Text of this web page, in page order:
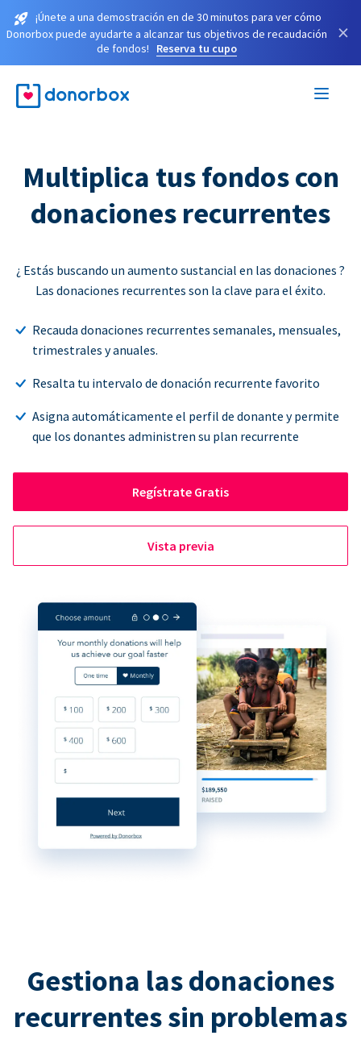
¡Únete a una demostración en de 30 minutos para ver cómo
Donorbox puede ayudarte a alcanzar tus objetivos de recaudación
de fondos!
Reserva tu cupo
×
Multiplica tus fondos con
donaciones recurrentes
¿ Estás buscando un aumento sustancial en las donaciones ?
Las donaciones recurrentes son la clave para el éxito.
Recauda donaciones recurrentes semanales, mensuales,
trimestrales y anuales.
Resalta tu intervalo de donación recurrente favorito
Asigna automáticamente el perfil de donante y permite
que los donantes administren su plan recurrente
Regístrate Gratis
Vista previa
Gestiona las donaciones
recurrentes sin problemas